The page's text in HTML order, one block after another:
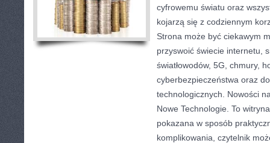
cyfrowemu światu oraz
kojarzą się z codziennym
Strona może być ciekawym
przyswoić świecie internetu,
światłowodów, 5G, chmury,
cyberbezpieczeństwa oraz
technologicznych. Nowości
Nowe Technologie. To
pokazana w sposób
komplikowania, czytelnik